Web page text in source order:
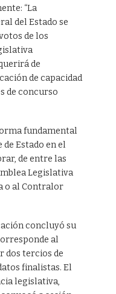
“La
del Estado se
de los
de
de capacidad
de concurso
fundamental
Estado en el
de entre las
Legislativa
o al Contralor
concluyó su
al
dos tercios de
finalistas. El
legislativa,